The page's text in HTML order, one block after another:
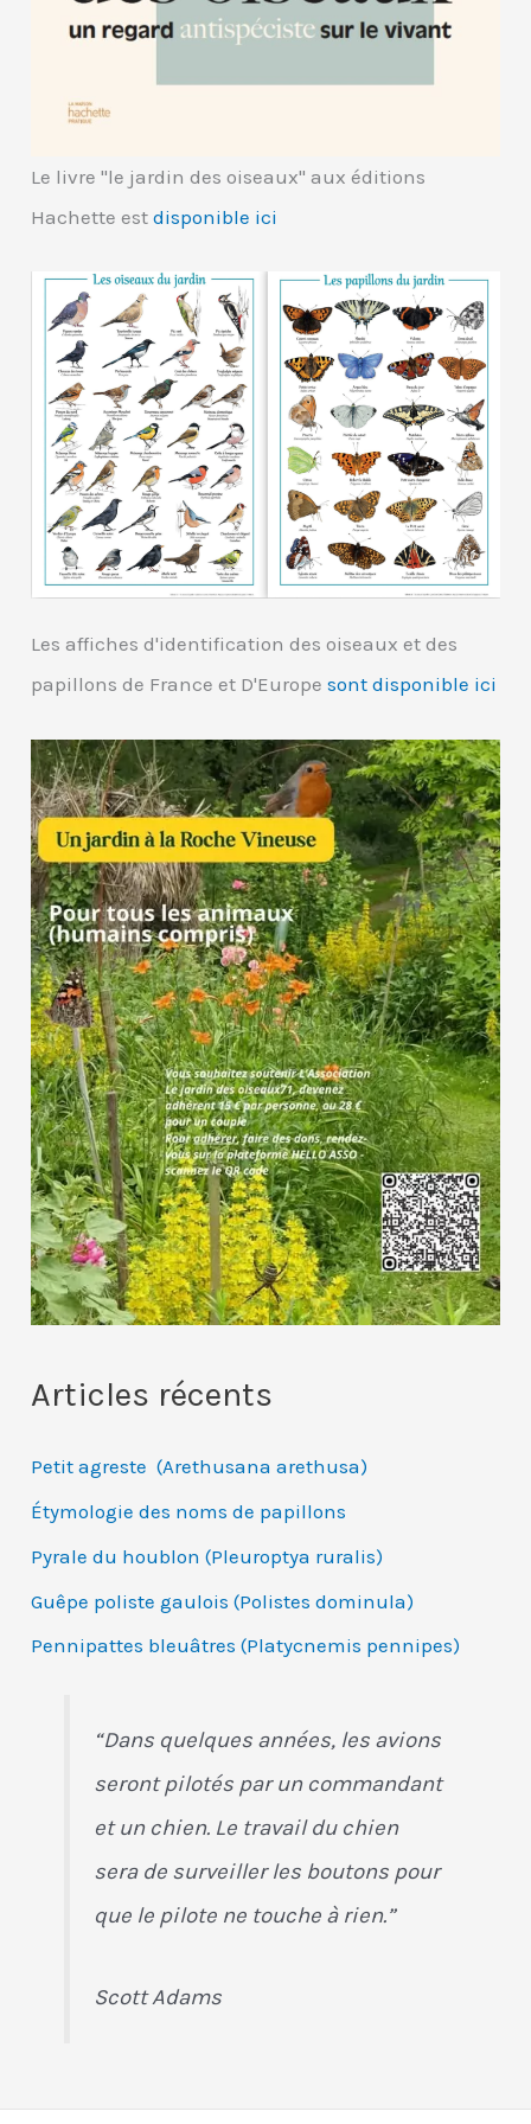
Le livre "le jardin des oiseaux" aux éditions
Hachette estdisponible ici
Les affiches d'identification des oiseaux et des
papillons de France et D'Europesont disponible ici
Articles récents
Petit agreste (Arethusana arethusa)
Étymologie des noms de papillons
Pyrale du houblon (Pleuroptya ruralis)
Guêpe poliste gaulois (Polistes dominula)
Pennipattes bleuâtres (Platycnemis pennipes)
“Dans quelques années, les avions
seront pilotés par un commandant
et un chien. Le travail du chien
sera de surveiller les boutons pour
que le pilote ne touche à rien.”
Scott Adams